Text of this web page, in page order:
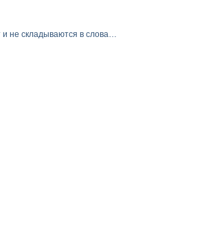
и не складываются в слова…